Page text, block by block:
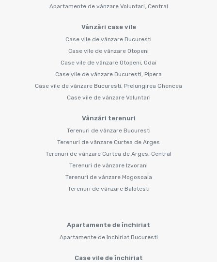
Apartamente de vânzare Voluntari, Central
Vânzări case vile
Case vile de vânzare Bucuresti
Case vile de vânzare Otopeni
Case vile de vânzare Otopeni, Odai
Case vile de vânzare Bucuresti, Pipera
Case vile de vânzare Bucuresti, Prelungirea Ghencea
Case vile de vânzare Voluntari
Vânzări terenuri
Terenuri de vânzare Bucuresti
Terenuri de vânzare Curtea de Arges
Terenuri de vânzare Curtea de Arges, Central
Terenuri de vânzare Izvorani
Terenuri de vânzare Mogosoaia
Terenuri de vânzare Balotesti
Apartamente de închiriat
Apartamente de închiriat Bucuresti
Case vile de închiriat